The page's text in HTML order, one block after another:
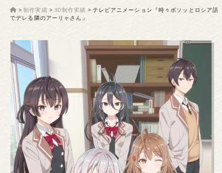
>制作実績 > 3D制作実績 > テレビアニメーション『時々ボソッとロシア語
でデレる隣のアーリャさん』